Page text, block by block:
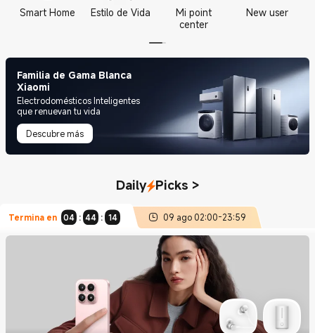
Smart Home Estilo de Vida
Mi point
center
New user
Familia de Gama Blanca
Xiaomi
Electrodomésticos Inteligentes
que renuevan tu vida
Descubre más
DailyPicks >
Termina en 04 : 44 : 12 09 ago 02:00-23:59